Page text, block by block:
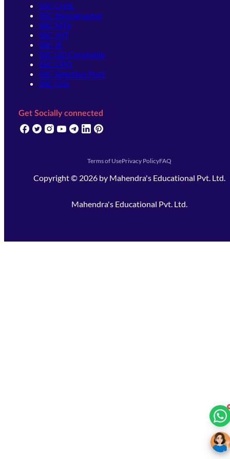
SSC CHSL
SSC Stenographer
SSC MTS
SSC JHT
SSC JE
SSC GD Constable
SSC CPO
SSC Selection Post
SSC CGL
Get Socially connected
(opens in new tab)
(opens in new tab)
(opens in new tab)
(opens in new tab)
(opens in new tab)
(opens in new tab)
Terms of UsePrivacy PolicyFAQ
Copyright © 2026 by Mahendra's Educational Pvt. Ltd.
Mahendra's Educational Pvt. Ltd.